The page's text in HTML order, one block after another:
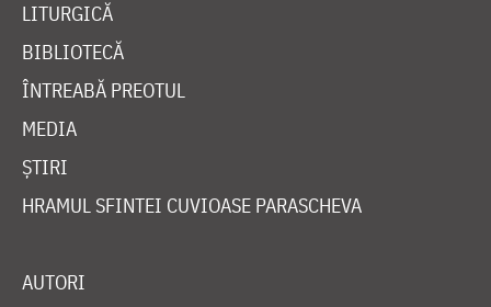
LITURGICĂ
BIBLIOTECĂ
ÎNTREABĂ PREOTUL
MEDIA
ȘTIRI
HRAMUL SFINTEI CUVIOASE PARASCHEVA
AUTORI